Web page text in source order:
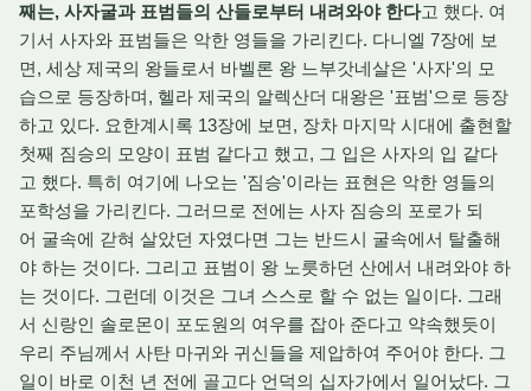
째는, 사자굴과 표범들의 산들로부터 내려와야 한다고 했다. 여
기서 사자와 표범들은 악한 영들을 가리킨다. 다니엘 7장에 보
면, 세상 제국의 왕들로서 바벨론 왕 느부갓네살은 '사자'의 모
습으로 등장하며, 헬라 제국의 알렉산더 대왕은 '표범'으로 등장
하고 있다. 요한계시록 13장에 보면, 장차 마지막 시대에 출현할
첫째 짐승의 모양이 표범 같다고 했고, 그 입은 사자의 입 같다
고 했다. 특히 여기에 나오는 '짐승'이라는 표현은 악한 영들의
포학성을 가리킨다. 그러므로 전에는 사자 짐승의 포로가 되
어 굴속에 갇혀 살았던 자였다면 그는 반드시 굴속에서 탈출해
야 하는 것이다. 그리고 표범이 왕 노릇하던 산에서 내려와야 하
는 것이다. 그런데 이것은 그녀 스스로 할 수 없는 일이다. 그래
서 신랑인 솔로몬이 포도원의 여우를 잡아 준다고 약속했듯이
우리 주님께서 사탄 마귀와 귀신들을 제압하여 주어야 한다. 그
일이 바로 이천 년 전에 골고다 언덕의 십자가에서 일어났다. 그